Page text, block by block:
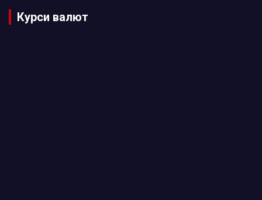
Курси валют